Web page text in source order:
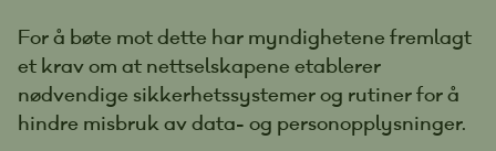
For å bøte mot dette har myndighetene fremlagt
et krav om at nettselskapene etablerer
nødvendige sikkerhetssystemer og rutiner for å
hindre misbruk av data- og personopplysninger.